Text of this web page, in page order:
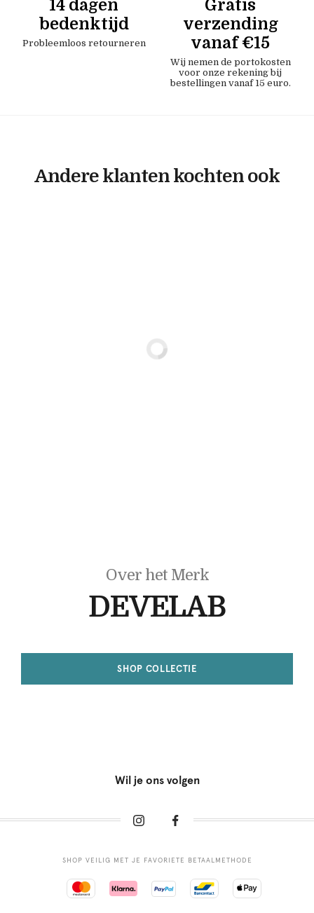
14 dagen
bedenktijd
Probleemloos retourneren
Gratis
verzending
vanaf €15
Wij nemen de portokosten
voor onze rekening bij
bestellingen vanaf 15 euro.
Andere klanten kochten ook
Over het Merk
DEVELAB
SHOP COLLECTIE
Wil je ons volgen
SHOP VEILIG MET JE FAVORIETE BETAALMETHODE